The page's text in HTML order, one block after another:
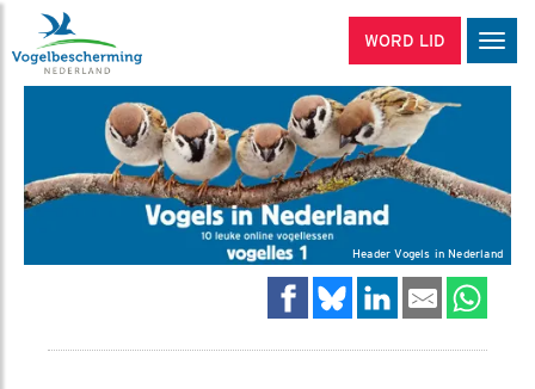
WORD LID
Header Vogels in Nederland